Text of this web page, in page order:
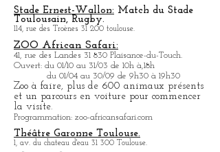
Stade Ernest-Wallon: Match du Stade
Toulousain, Rugby.
114, rue des Troènes 31 200 toulouse.
ZOO African Safari:
41, rue des Landes 31 830 Plaisance-du-Touch.
Ouvert: du 01/10 au 31/03 de 10h à,18h
du 01/04 au 30/09 de 9h30 à 19h30
Zoo à faire, plus de 600 animaux présents
et un parcours en voiture pour commencer
la visite.
Programmation: zoo-africansafari.com
Théâtre Garonne Toulouse.
1, av. du chateau d'eau 31 300 Toulouse.